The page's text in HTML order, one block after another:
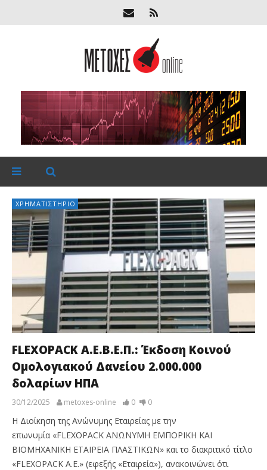
ΧΡΗΜΑΤΙΣΤΉΡΙΟ
FLEXOPACK Α.Ε.Β.Ε.Π.: Έκδοση Κοινού
Ομολογιακού Δανείου 2.000.000
δολαρίων ΗΠΑ
30/12/2025 metoxes-online 0 0
Η Διοίκηση της Ανώνυμης Εταιρείας με την
επωνυμία «FLEXOPACK ΑΝΩΝΥΜΗ ΕΜΠΟΡΙΚΗ ΚΑΙ
ΒΙΟΜΗΧΑΝΙΚΗ ΕΤΑΙΡΕΙΑ ΠΛΑΣΤΙΚΩΝ» και το διακριτικό τίτλο
«FLEXOPΑCK A.E.» (εφεξής «Εταιρεία»), ανακοινώνει ότι